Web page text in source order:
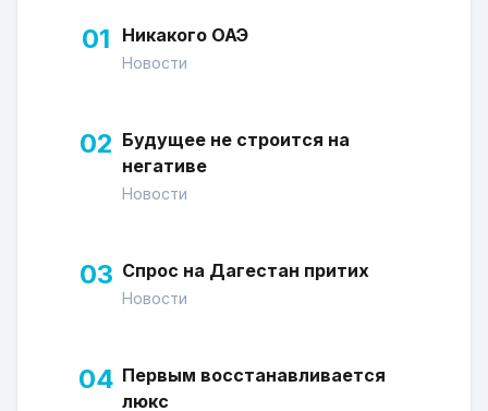
01 Никакого ОАЭ
Новости
02 Будущее не строится на
негативе
Новости
03 Спрос на Дагестан притих
Новости
04 Первым восстанавливается
люкс